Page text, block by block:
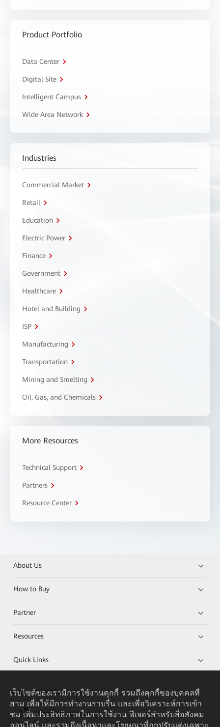
Product Portfolio
Data Center
Digital Site
Intelligent Campus
Wide Area Network
Industries
Commercial Market
Retail
Education
Electric Power
Finance
Government
Healthcare
Hotel and Building
ISP
Manufacturing
Transportation
Mining and Smelting
Oil, Gas, and Chemicals
More Resources
Technical Support
Partners
Resource Center
About Us
How to Buy
Partner
Resources
Quick Links
HUAWEI eKit App
Huawei HiKnow App
เว็บไซต์ของเรามีการใช้งานคุกกี้ รวมถึงคุกกี้ของบุคคลที่
สาม เพื่อให้มีการทำงานราบรื่น และเพื่อวิเคราะห์การเข้า
ชม เพิ่มประสิทธิภาพในการใช้งาน ฟีเจอร์สำหรับสื่อสังคม